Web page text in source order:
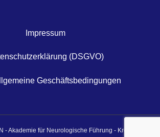
Impressum
(DSGVO)
Geschäftsbedingungen
- Akademie für Neurologische Führung - Krefeld